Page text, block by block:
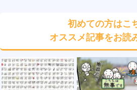
初めての方はこ
オススメ記事をお読